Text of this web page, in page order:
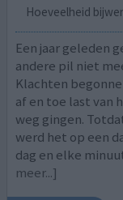
Hoeveelheid
Een jaar geleden
andere pil niet
Klachten
af en toe last van
weg gingen.
werd het op een
dag en elke
meer...]